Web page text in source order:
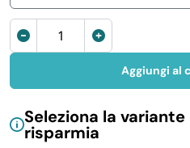
PARTY
FORNITURE SETTORE
BIODEGRADABILE
Palettine
caffè
plastica
Aggiungi al
Seleziona la variante
risparmia